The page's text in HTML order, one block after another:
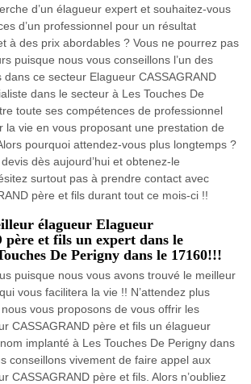
d’un élagueur expert et souhaitez-vous
d’un professionnel pour un résultat
à des prix abordables ? Vous ne pourrez pas
puisque nous vous conseillons l’un des
ce secteur Elagueur CASSAGRAND
dans le secteur à Les Touches De
toute ses compétences de professionnel
la vie en vous proposant une prestation de
pourquoi attendez-vous plus longtemps ?
dès aujourd’hui et obtenez-le
surtout pas à prendre contact avec
père et fils durant tout ce mois-ci !!
élagueur Elagueur
et fils un expert dans le
De Perigny dans le 17160!!!
puisque nous vous avons trouvé le meilleur
vous facilitera la vie !! N’attendez plus
vous proposons de vous offrir les
CASSAGRAND père et fils un élagueur
implanté à Les Touches De Perigny dans
conseillons vivement de faire appel aux
CASSAGRAND père et fils. Alors n’oubliez